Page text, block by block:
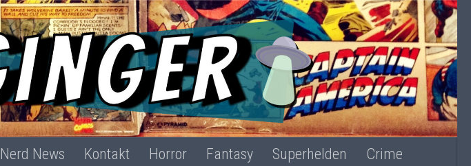
Nerd News Kontakt Horror Fantasy Superhelden
Crime